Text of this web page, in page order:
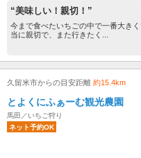
“美味しい！親切！”
今まで食べたいちごの中で一番大き
当に親切で、また行きたく...
久留米市からの目安距離 約15.4km
とよくにふぁーむ観光農園
馬田／いちご狩り
ネット予約OK